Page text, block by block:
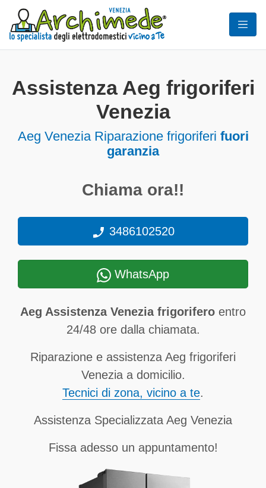
Assistenza Aeg frigoriferi
Venezia
Aeg Venezia Riparazione frigoriferi fuori
garanzia
Chiama ora!!
3486102520
WhatsApp
Aeg Assistenza Venezia frigorifero entro
24/48 ore dalla chiamata.
Riparazione e assistenza Aeg frigoriferi
Venezia a domicilio.
Tecnici di zona, vicino a te.
Assistenza Specializzata Aeg Venezia
Fissa adesso un appuntamento!